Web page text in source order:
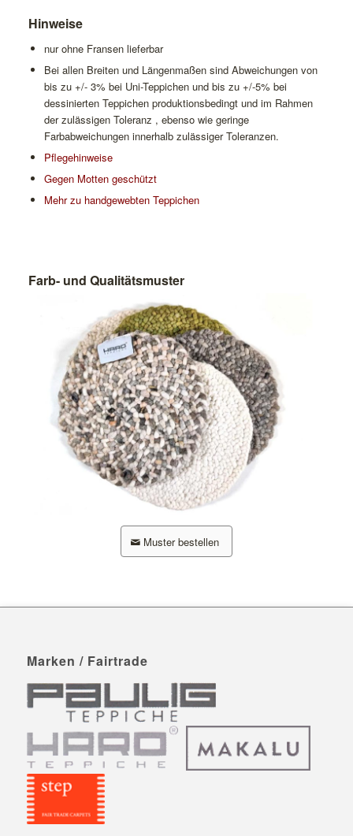
Hinweise
nur ohne Fransen lieferbar
Bei allen Breiten und Längenmaßen sind Abweichungen von
bis zu +/- 3% bei Uni-Teppichen und bis zu +/-5% bei
dessinierten Teppichen produktionsbedingt und im Rahmen
der zulässigen Toleranz , ebenso wie geringe
Farbabweichungen innerhalb zulässiger Toleranzen.
Pflegehinweise
Gegen Motten geschützt
Mehr zu handgewebten Teppichen
Farb- und Qualitätsmuster
Muster bestellen
Marken / Fairtrade